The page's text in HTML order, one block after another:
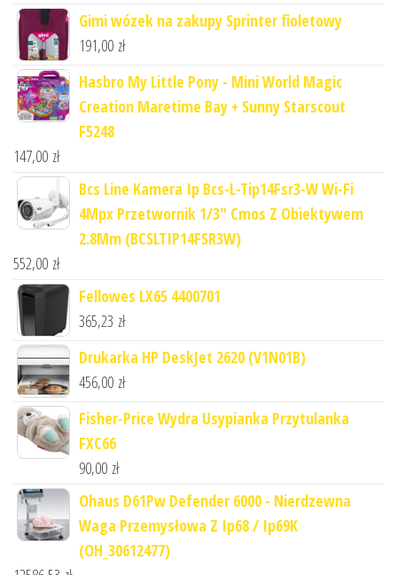
Gimi wózek na zakupy Sprinter fioletowy
191,00 zł
Hasbro My Little Pony - Mini World Magic
Creation Maretime Bay + Sunny Starscout
F5248
147,00 zł
Bcs Line Kamera Ip Bcs-L-Tip14Fsr3-W Wi-Fi
4Mpx Przetwornik 1/3" Cmos Z Obiektywem
2.8Mm (BCSLTIP14FSR3W)
552,00 zł
Fellowes LX65 4400701
365,23 zł
Drukarka HP DeskJet 2620 (V1N01B)
456,00 zł
Fisher-Price Wydra Usypianka Przytulanka
FXC66
90,00 zł
Ohaus D61Pw Defender 6000 - Nierdzewna
Waga Przemysłowa Z Ip68 / Ip69K
(OH_30612477)